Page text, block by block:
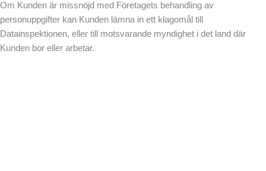
Om Kunden är missnöjd med Företagets behandling av
personuppgifter kan Kunden lämna in ett klagomål till
Datainspektionen, eller till motsvarande myndighet i det land där
Kunden bor eller arbetar.